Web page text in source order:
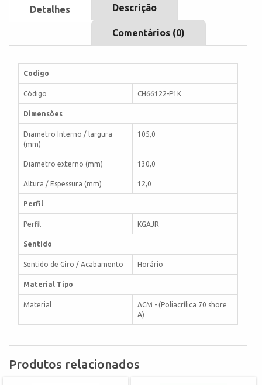
Detalhes Descrição
Comentários (0)
Codigo
Código CH66122-P1K
Dimensões
Diametro Interno / largura
(mm)
105,0
Diametro externo (mm) 130,0
Altura / Espessura (mm) 12,0
Perfil
Perfil KGAJR
Sentido
Sentido de Giro / Acabamento Horário
Material Tipo
Material
ACM - (Poliacrílica 70 shore
A)
Produtos relacionados